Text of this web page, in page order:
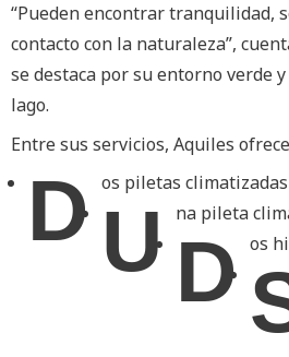
“Pueden encontrar tranquilidad,
contacto con la naturaleza”,
se destaca por su entorno verde
lago.
Entre sus servicios, Aquiles
D os piletas
U na pileta
D os